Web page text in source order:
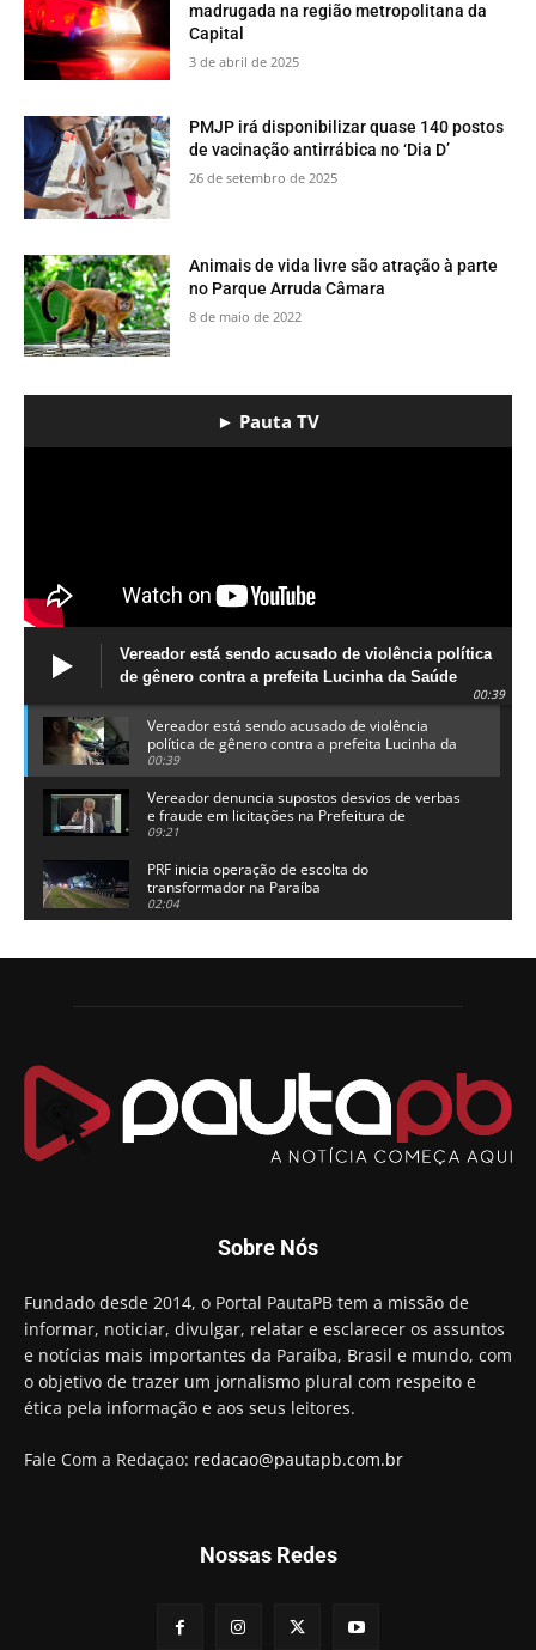
madrugada na região metropolitana da
Capital
3 de abril de 2025
PMJP irá disponibilizar quase 140 postos
de vacinação antirrábica no ‘Dia D’
26 de setembro de 2025
​Animais de vida livre são atração à parte
no Parque Arruda Câmara
8 de maio de 2022
► Pauta TV
Vereador está sendo acusado de violência política
de gênero contra a prefeita Lucinha da Saúde
00:39
Vereador está sendo acusado de violência
política de gênero contra a prefeita Lucinha da
Saúde
00:39
Vereador denuncia supostos desvios de verbas
e fraude em licitações na Prefeitura de
Alhandra
09:21
PRF inicia operação de escolta do
transformador na Paraíba
02:04
candidatura a governador da Paraíba
Chapa dos sonhos: Cícero agradece a Galdino,
Arthur Lira parabeniza Karla Pimentel por sua
reeleição em Conde
00:23
Aguinaldo Ribeiro destaca apoio do PP a Hugo
preso e faz vídeo na cadeia
Hugo Motta retira projeto que permitia bancos
"confiscar" dinheiro de clientes
01:49
Descaso da gestão Panta deixa crianças e
professoras 'ilhadas' em creche
00:16
Sobre Nós
Fundado desde 2014, o Portal PautaPB tem a missão de
informar, noticiar, divulgar, relatar e esclarecer os assuntos
e notícias mais importantes da Paraíba, Brasil e mundo, com
o objetivo de trazer um jornalismo plural com respeito e
ética pela informação e aos seus leitores.
Fale Com a Redaçao: redacao@pautapb.com.br
Nossas Redes